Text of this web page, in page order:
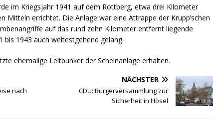
im Kriegsjahr 1941 auf dem Rottberg, etwa drei Kilometer
Mitteln errichtet. Die Anlage war eine Attrappe der Krupp’schen
auf das rund zehn Kilometer entfernt liegende
bis 1943 auch weitestgehend gelang.
ehemalige Leitbunker der Scheinanlage erhalten.
nach
NÄCHSTER
CDU: Bürgerversammlung zur
Sicherheit in Hösel